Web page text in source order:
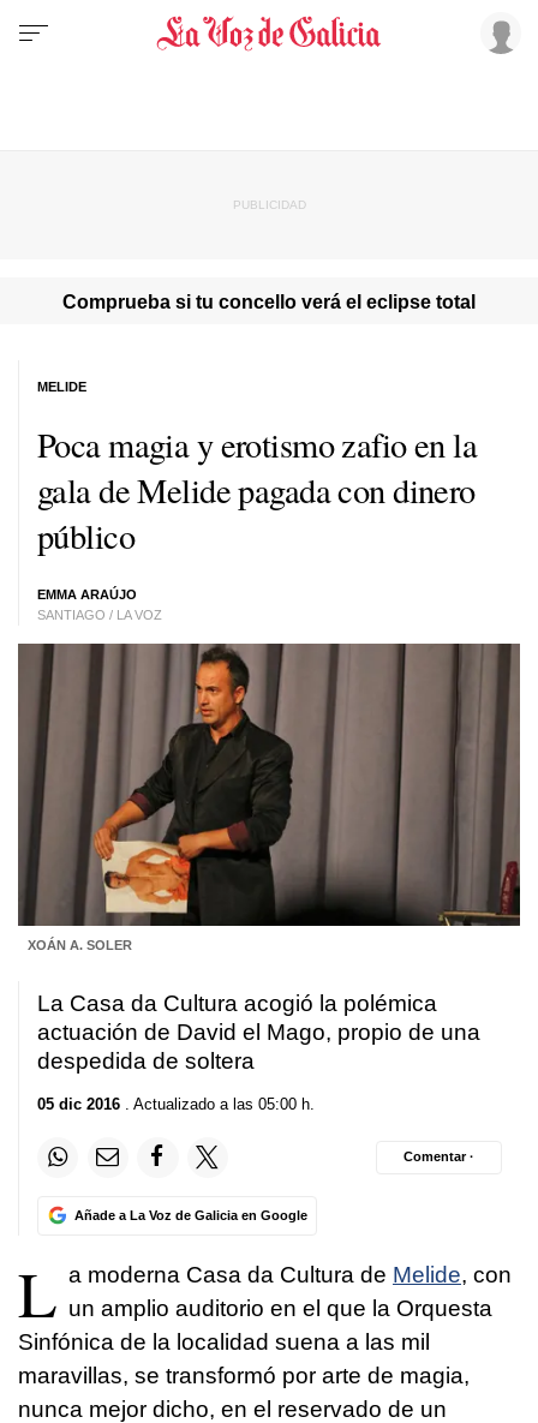
Comprueba si tu concello verá el eclipse total
Poca magia y erotismo zafio en la
gala de Melide pagada con dinero
público
EMMA ARAÚJO
SANTIAGO / LA VOZ
MELIDE
XOÁN A. SOLER
La Casa da Cultura acogió la polémica
actuación de David el Mago, propio de una
despedida de soltera
05 dic 2016 . Actualizado a las 05:00 h.
Añade a La Voz de Galicia en Google
Comentar ·
L a moderna Casa da Cultura de Melide, con
un amplio auditorio en el que la Orquesta
Sinfónica de la localidad suena a las mil
maravillas, se transformó por arte de magia,
nunca mejor dicho, en el reservado de un